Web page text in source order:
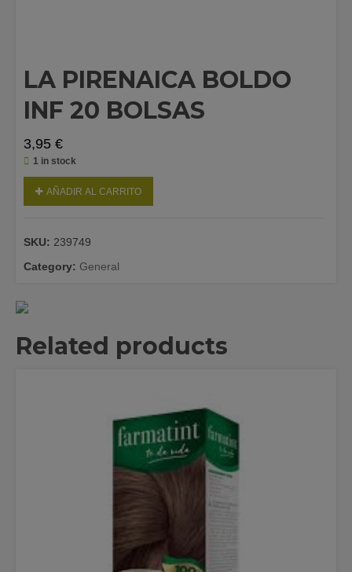
LA PIRENAICA BOLDO
INF 20 BOLSAS
3,95 €
1 in stock
AÑADIR AL CARRITO
SKU: 239749
Category: General
Related products